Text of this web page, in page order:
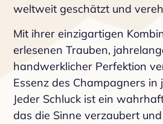
weltweit geschätzt und
Mit ihrer einzigartigen
erlesenen Trauben,
handwerklicher Perfektion
Essenz des Champagners in
Jeder Schluck ist ein
das die Sinne verzaubert